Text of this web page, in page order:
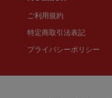
ご利用規約
特定商取引法表記
プライバシーポリシー